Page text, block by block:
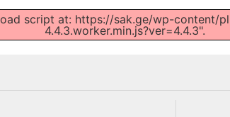
script at: https://sak.ge/wp-content/
4.4.3.worker.min.js?ver=4.4.3".